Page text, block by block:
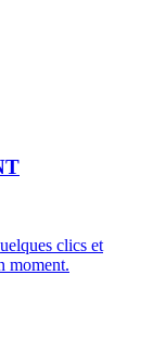
clics et
moment.